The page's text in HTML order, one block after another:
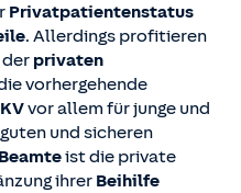
Privatpatientenstatus
. Allerdings profitieren
privaten
vorhergehende
vor allem für junge und
und sicheren
Beamteist die private
ihrer Beihilfe